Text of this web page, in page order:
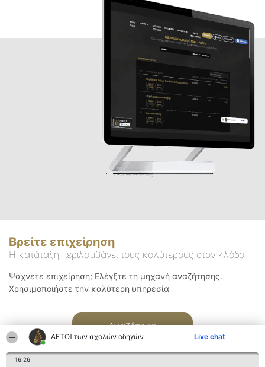
ΑΕΤΟΊ των σχολών οδηγών Live chat
16:26
Βρείτε επιχείρηση
Η κατάταξη περιλαμβάνει τους καλύτερους στον κλάδο
Ψάχνετε επιχείρηση; Ελέγξτε τη μηχανή αναζήτησης.
Χρησιμοποιήστε την καλύτερη υπηρεσία
Αναζήτηση